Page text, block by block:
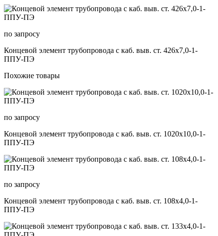
по запросу
Концевой элемент трубопровода с каб. выв. ст. 426х7,0-1-
ППУ-ПЭ
Похожие товары
по запросу
Концевой элемент трубопровода с каб. выв. ст. 1020х10,0-1-
ППУ-ПЭ
по запросу
Концевой элемент трубопровода с каб. выв. ст. 108х4,0-1-
ППУ-ПЭ